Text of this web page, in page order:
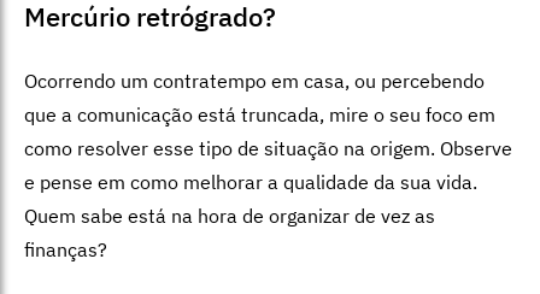
Mercúrio retrógrado?
Ocorrendo um contratempo em casa, ou percebendo
que a comunicação está truncada, mire o seu foco em
como resolver esse tipo de situação na origem. Observe
e pense em como melhorar a qualidade da sua vida.
Quem sabe está na hora de organizar de vez as
finanças?